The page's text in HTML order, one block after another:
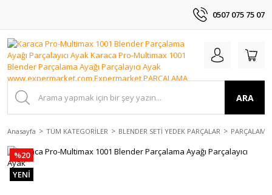
0507 075 75 07
ARA
Anasayfa TÜM KATEGORİLER BLENDER SETİ YEDEK PARÇALAR
%20
YENİ